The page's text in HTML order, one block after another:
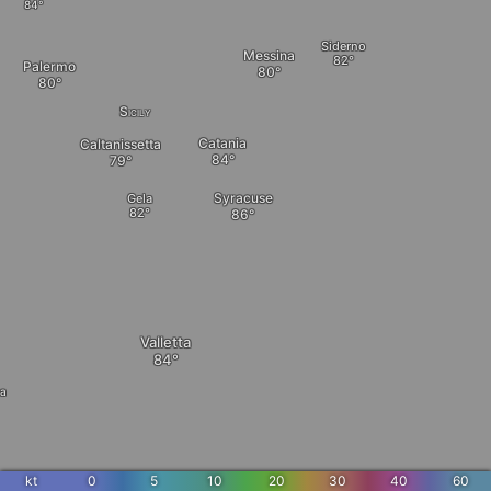
Palermo
Sicily
Siderno
Messina
Catania
Syracuse
Caltanissetta
Gela
Valletta
kt 0 5 10 20 30 40 60